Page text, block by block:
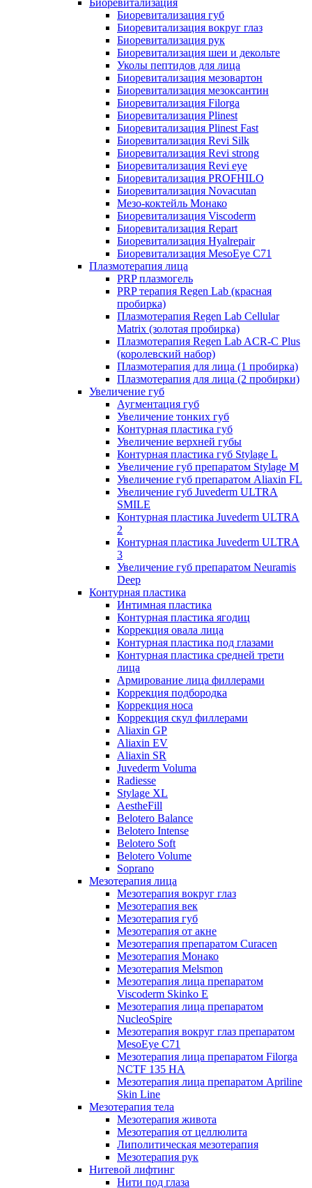
Биоревитализация
Биоревитализация губ
Биоревитализация вокруг глаз
Биоревитализация рук
Биоревитализация шеи и декольте
Уколы пептидов для лица
Биоревитализация мезовартон
Биоревитализация мезоксантин
Биоревитализация Filorga
Биоревитализация Plinest
Биоревитализация Plinest Fast
Биоревитализация Revi Silk
Биоревитализация Revi strong
Биоревитализация Revi eye
Биоревитализация PROFHILO
Биоревитализация Novacutan
Мезо-коктейль Монако
Биоревитализация Viscoderm
Биоревитализация Repart
Биоревитализация Hyalrepair
Биоревитализация MesoEye C71
Плазмотерапия лица
PRP плазмогель
PRP терапия Regen Lab (красная
пробирка)
Плазмотерапия Regen Lab Cellular
Matrix (золотая пробирка)
Плазмотерапия Regen Lab ACR-C Plus
(королевский набор)
Плазмотерапия для лица (1 пробирка)
Плазмотерапия для лица (2 пробирки)
Увеличение губ
Аугментация губ
Увеличение тонких губ
Контурная пластика губ
Увеличение верхней губы
Контурная пластика губ Stylage L
Увеличение губ препаратом Stylage M
Увеличение губ препаратом Aliaxin FL
Увеличение губ Juvederm ULTRA
SMILE
Контурная пластика Juvederm ULTRA
2
Контурная пластика Juvederm ULTRA
3
Увеличение губ препаратом Neuramis
Deep
Контурная пластика
Интимная пластика
Контурная пластика ягодиц
Коррекция овала лица
Контурная пластика под глазами
Контурная пластика средней трети
лица
Армирование лица филлерами
Коррекция подбородка
Коррекция носа
Коррекция скул филлерами
Aliaxin GP
Aliaxin EV
Aliaxin SR
Juvederm Voluma
Radiesse
Stylage XL
AestheFill
Belotero Balance
Belotero Intense
Belotero Soft
Belotero Volume
Soprano
Мезотерапия лица
Мезотерапия вокруг глаз
Мезотерапия век
Мезотерапия губ
Мезотерапия от акне
Мезотерапия препаратом Curacen
Мезотерапия Монако
Мезотерапия Melsmon
Мезотерапия лица препаратом
Viscoderm Skinko E
Мезотерапия лица препаратом
NucleoSpire
Мезотерапия вокруг глаз препаратом
MesoEye С71
Мезотерапия лица препаратом Filorga
NCTF 135 HA
Мезотерапия лица препаратом Apriline
Skin Line
Мезотерапия тела
Мезотерапия живота
Мезотерапия от целлюлита
Липолитическая мезотерапия
Мезотерапия рук
Нитевой лифтинг
Нити под глаза